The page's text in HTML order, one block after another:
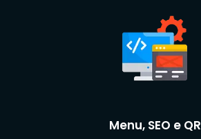
Menu, SEO e QR